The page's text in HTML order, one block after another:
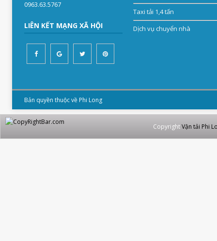
0963.63.5767
LIÊN KẾT MẠNG XÃ HỘI
Taxi tải 1,4 tấn
Dịch vụ chuyển nhà
Bản quyền thuộc về Phi Long
CopyrightVận tải Phi